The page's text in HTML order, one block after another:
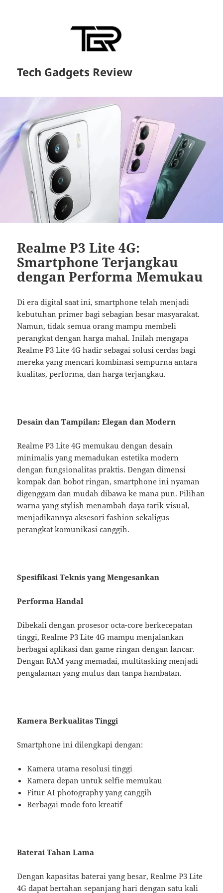
Tech Gadgets Review
Realme P3 Lite 4G:
Smartphone Terjangkau
dengan Performa Memukau
Di era digital saat ini, smartphone telah menjadi
kebutuhan primer bagi sebagian besar masyarakat.
Namun, tidak semua orang mampu membeli
perangkat dengan harga mahal. Inilah mengapa
Realme P3 Lite 4G hadir sebagai solusi cerdas bagi
mereka yang mencari kombinasi sempurna antara
kualitas, performa, dan harga terjangkau.
Desain dan Tampilan: Elegan dan Modern
Realme P3 Lite 4G memukau dengan desain
minimalis yang memadukan estetika modern
dengan fungsionalitas praktis. Dengan dimensi
kompak dan bobot ringan, smartphone ini nyaman
digenggam dan mudah dibawa ke mana pun. Pilihan
warna yang stylish menambah daya tarik visual,
menjadikannya aksesori fashion sekaligus
perangkat komunikasi canggih.
Spesifikasi Teknis yang Mengesankan
Performa Handal
Dibekali dengan prosesor octa-core berkecepatan
tinggi, Realme P3 Lite 4G mampu menjalankan
berbagai aplikasi dan game ringan dengan lancar.
Dengan RAM yang memadai, multitasking menjadi
pengalaman yang mulus dan tanpa hambatan.
Kamera Berkualitas Tinggi
Smartphone ini dilengkapi dengan:
Kamera utama resolusi tinggi
Kamera depan untuk selfie memukau
Fitur AI photography yang canggih
Berbagai mode foto kreatif
Baterai Tahan Lama
Dengan kapasitas baterai yang besar, Realme P3 Lite
4G dapat bertahan sepanjang hari dengan satu kali